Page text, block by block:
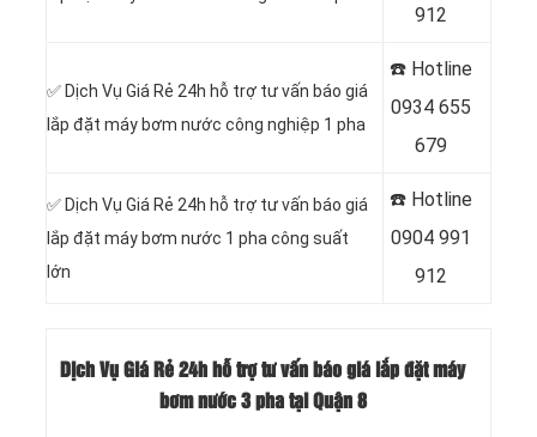
912
✅ Dịch Vụ Giá Rẻ 24h hỗ trợ tư vấn báo giá
lắp đặt máy bơm nước công nghiệp 1 pha
☎️ Hotline
0934 655
679
✅ Dịch Vụ Giá Rẻ 24h hỗ trợ tư vấn báo giá
lắp đặt máy bơm nước 1 pha công suất
lớn
☎️ Hotline
0904 991
912
Dịch Vụ Giá Rẻ 24h hỗ trợ tư vấn báo giá lắp đặt máy
bơm nước 3 pha tại Quận 8